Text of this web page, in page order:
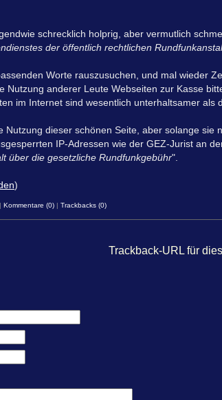
schrecklich holprig, aber vermutlich
der öffentlich rechtlichen
Worte rauszusuchen, und mal wieder
Nutzung anderer Leute Webseiten zur Kasse
im Internet sind wesentlich unterhaltsamer als
Nutzung dieser schönen Seite, aber solange
IP-Adressen wie der GEZ-Jurist an
über die gesetzliche Rundfunkgebühr".
)
| Kommentare (0) | Trackbacks (0)
Trackback-URL für